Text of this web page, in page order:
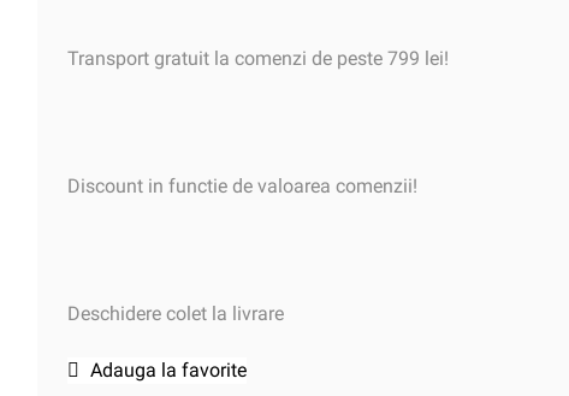
Transport gratuit la comenzi de peste 799 lei!
Discount in functie de valoarea comenzii!
Deschidere colet la livrare
Adauga la favorite